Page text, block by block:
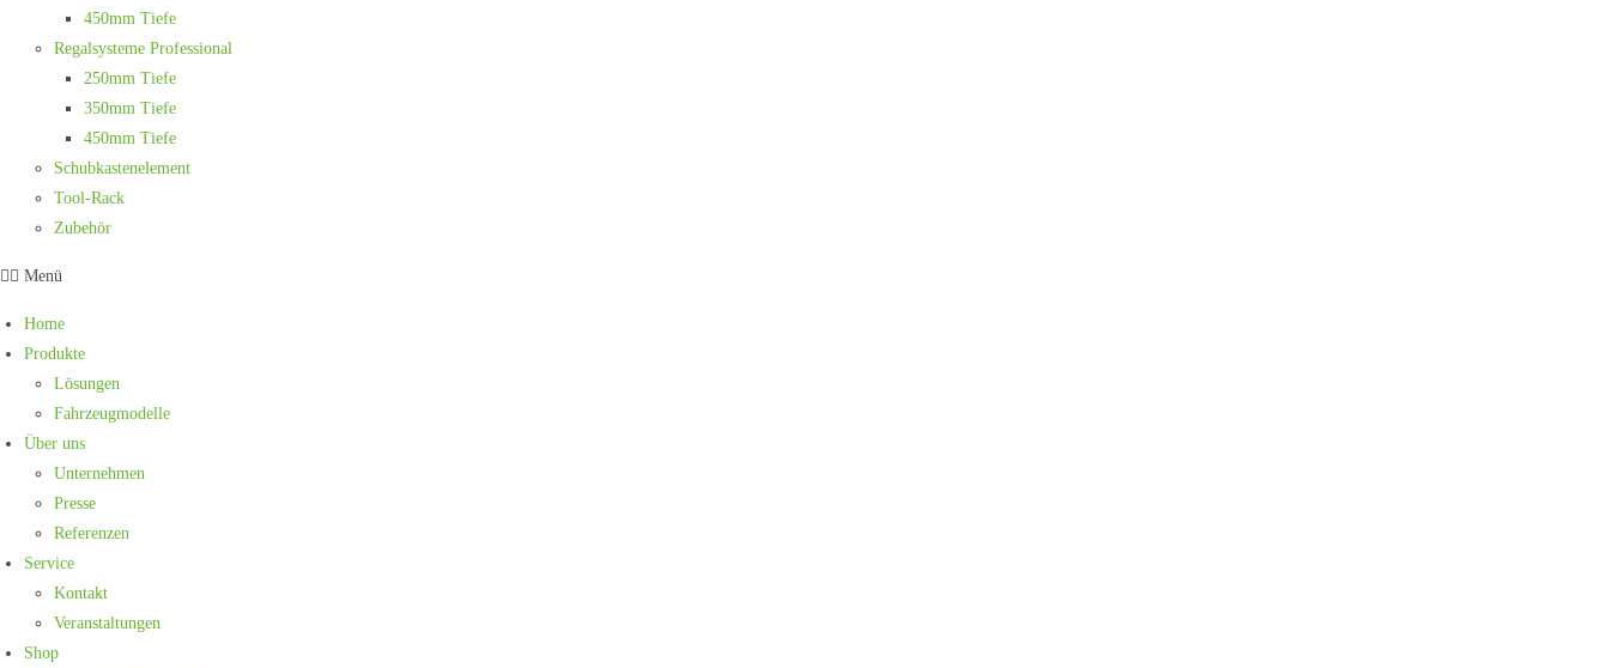
450mm Tiefe
Regalsysteme Professional
250mm Tiefe
350mm Tiefe
450mm Tiefe
Schubkastenelement
Tool-Rack
Zubehör
Menü
Home
Produkte
Lösungen
Fahrzeugmodelle
Über uns
Unternehmen
Presse
Referenzen
Service
Kontakt
Veranstaltungen
Shop